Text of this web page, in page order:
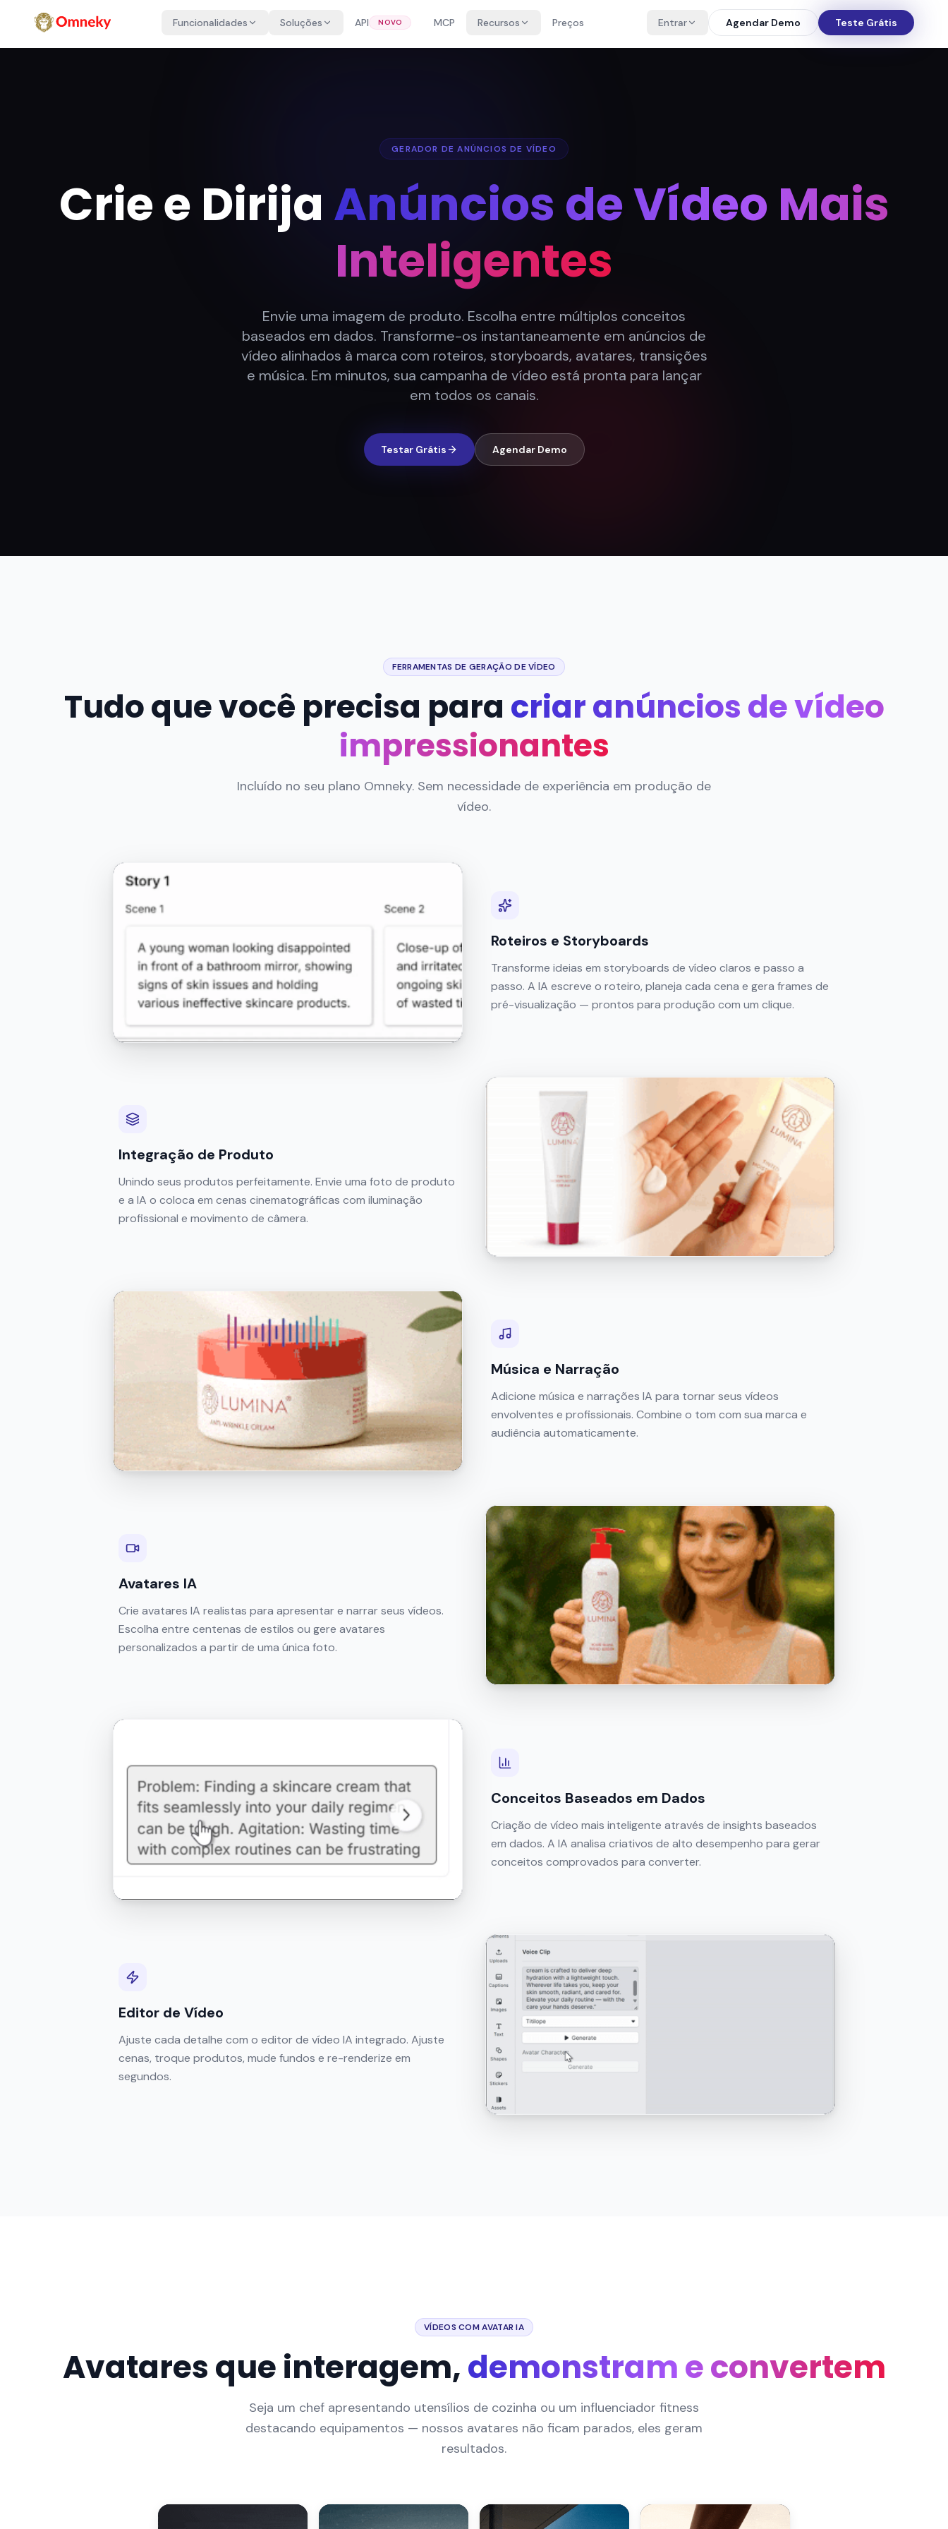
Funcionalidades Soluções API NOVO MCP Recursos Preços Entrar Agendar Demo Teste Grátis
GERADOR DE ANÚNCIOS DE VÍDEO
Crie e Dirija Anúncios de Vídeo Mais
Inteligentes
Envie uma imagem de produto. Escolha entre múltiplos conceitos
baseados em dados. Transforme-os instantaneamente em anúncios de
vídeo alinhados à marca com roteiros, storyboards, avatares, transições
e música. Em minutos, sua campanha de vídeo está pronta para lançar
em todos os canais.
Testar Grátis Agendar Demo
FERRAMENTAS DE GERAÇÃO DE VÍDEO
Tudo que você precisa para criar anúncios de vídeo
impressionantes
Incluído no seu plano Omneky. Sem necessidade de experiência em produção de
vídeo.
Roteiros e Storyboards
Transforme ideias em storyboards de vídeo claros e passo a
passo. A IA escreve o roteiro, planeja cada cena e gera frames de
pré-visualização — prontos para produção com um clique.
Integração de Produto
Unindo seus produtos perfeitamente. Envie uma foto de produto
e a IA o coloca em cenas cinematográficas com iluminação
profissional e movimento de câmera.
Música e Narração
Adicione música e narrações IA para tornar seus vídeos
envolventes e profissionais. Combine o tom com sua marca e
audiência automaticamente.
Avatares IA
Crie avatares IA realistas para apresentar e narrar seus vídeos.
Escolha entre centenas de estilos ou gere avatares
personalizados a partir de uma única foto.
Conceitos Baseados em Dados
Criação de vídeo mais inteligente através de insights baseados
em dados. A IA analisa criativos de alto desempenho para gerar
conceitos comprovados para converter.
Editor de Vídeo
Ajuste cada detalhe com o editor de vídeo IA integrado. Ajuste
cenas, troque produtos, mude fundos e re-renderize em
segundos.
VÍDEOS COM AVATAR IA
Avatares que interagem,demonstram e convertem
Seja um chef apresentando utensílios de cozinha ou um influenciador fitness
destacando equipamentos — nossos avatares não ficam parados, eles geram
resultados.